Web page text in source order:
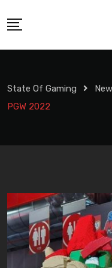
to
State Of Gaming
PGW 2022